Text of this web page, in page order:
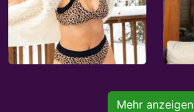
Mehr anzeigen